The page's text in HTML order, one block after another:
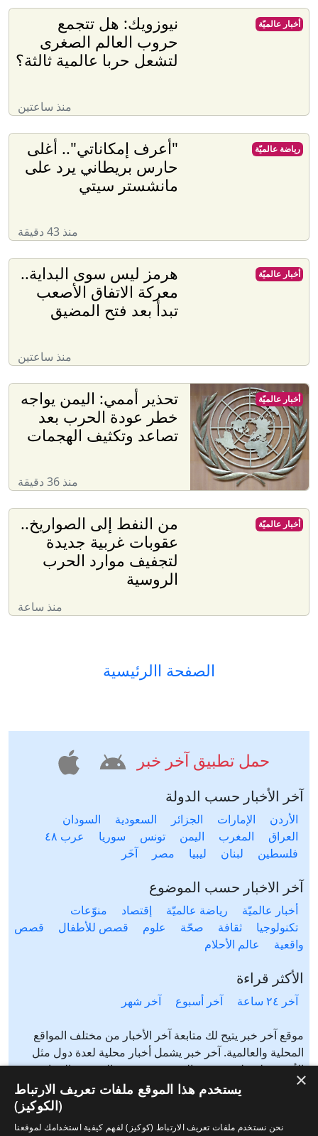
نيوزويك: هل تتجمع
حروب العالم الصغرى
لتشعل حربا عالمية ثالثة؟
منذ ساعتين
أخبار عالميّة
"أعرف إمكاناتي".. أغلى
حارس بريطاني يرد على
مانشستر سيتي
منذ 43 دقيقة
رياضة عالميّة
هرمز ليس سوى البداية..
معركة الاتفاق الأصعب
تبدأ بعد فتح المضيق
منذ ساعتين
أخبار عالميّة
تحذير أممي: اليمن يواجه
خطر عودة الحرب بعد
تصاعد وتكثيف الهجمات
منذ 36 دقيقة
أخبار عالميّة
من النفط إلى الصواريخ..
عقوبات غربية جديدة
لتجفيف موارد الحرب
الروسية
منذ ساعة
أخبار عالميّة
الصفحة االرئيسية
حمل تطبيق آخر خبر
آخر الأخبار حسب الدولة
الأردن الإمارات الجزائر السعودية
السودان
العراق
المغرب اليمن تونس سوريا
عرب ٤٨
فلسطين
لبنان ليبيا مصر آخَر
آخر الاخبار حسب الموضوع
أخبار عالميّة رياضة عالميّة إقتصاد
منوّعات
تكنولوجيا
ثقافة صحّة علوم قصص للأطفال
قصص
واقعية
عالم الأحلام
الأكثر قراءة
آخر ٢٤ ساعة آخر أسبوع آخر شهر
موقع آخر خبر يتيح لك متابعة آخر الأخبار من مختلف المواقع
المحلية والعالمية. آخر خبر يشمل أخبار محلية لعدة دول مثل
الأردن، فلسطين، مصر، السعودية، تونس، المغرب، الجزائر،
عرب ٤٨، لبنان، العراق، اليمن وغيرها آخر خبر يتيح متابعة أخبار
من شتى المواضيع مثل: أخبار محلية، أخبار عالمية، رياضة،
إقتصاد، ثقافة، منوعات وغيرها تابع الأخبار المحلية والعالمية من
×
يستخدم هذا الموقع ملفات تعريف الارتباط
(الكوكيز)
نحن نستخدم ملفات تعريف الارتباط (كوكيز) لفهم كيفية استخدامك لموقعنا